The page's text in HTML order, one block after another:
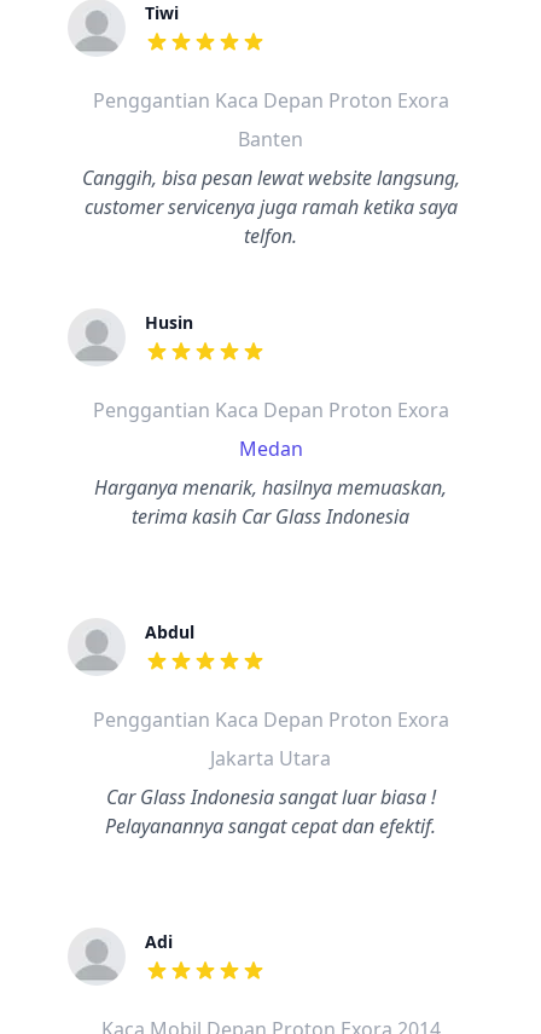
Tiwi
dari ulasan adalah bintang lima
Penggantian Kaca Depan Proton Exora
Banten
Canggih, bisa pesan lewat website langsung,
customer servicenya juga ramah ketika saya
telfon.
Husin
dari ulasan adalah bintang lima
Penggantian Kaca Depan Proton Exora
Medan
Harganya menarik, hasilnya memuaskan,
terima kasih Car Glass Indonesia
Abdul
dari ulasan adalah bintang lima
Penggantian Kaca Depan Proton Exora
Jakarta Utara
Car Glass Indonesia sangat luar biasa !
Pelayanannya sangat cepat dan efektif.
Adi
dari ulasan adalah bintang lima